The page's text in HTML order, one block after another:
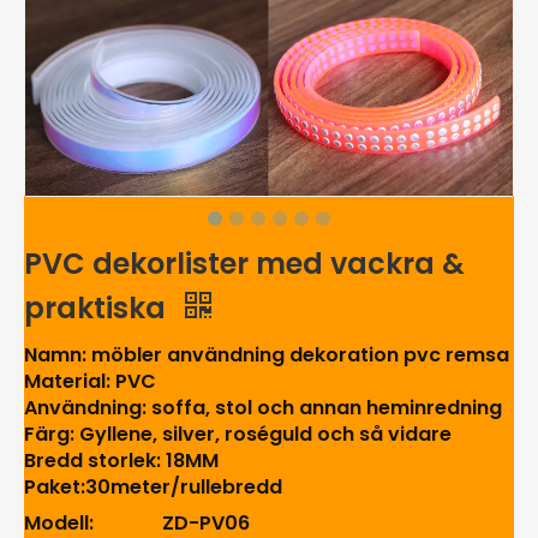
PVC dekorlister med vackra &
praktiska
Namn: möbler användning dekoration pvc remsa
Material: PVC
Användning: soffa, stol och annan heminredning
Färg: Gyllene, silver, roséguld och så vidare
Bredd storlek: 18MM
Paket:30meter/rullebredd
Modell:
ZD-PV06